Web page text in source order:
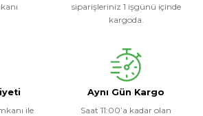
siparişleriniz 1 işgünü içinde
kargoda.
ile
Aynı Gün Kargo
Saat 11:00’a kadar olan